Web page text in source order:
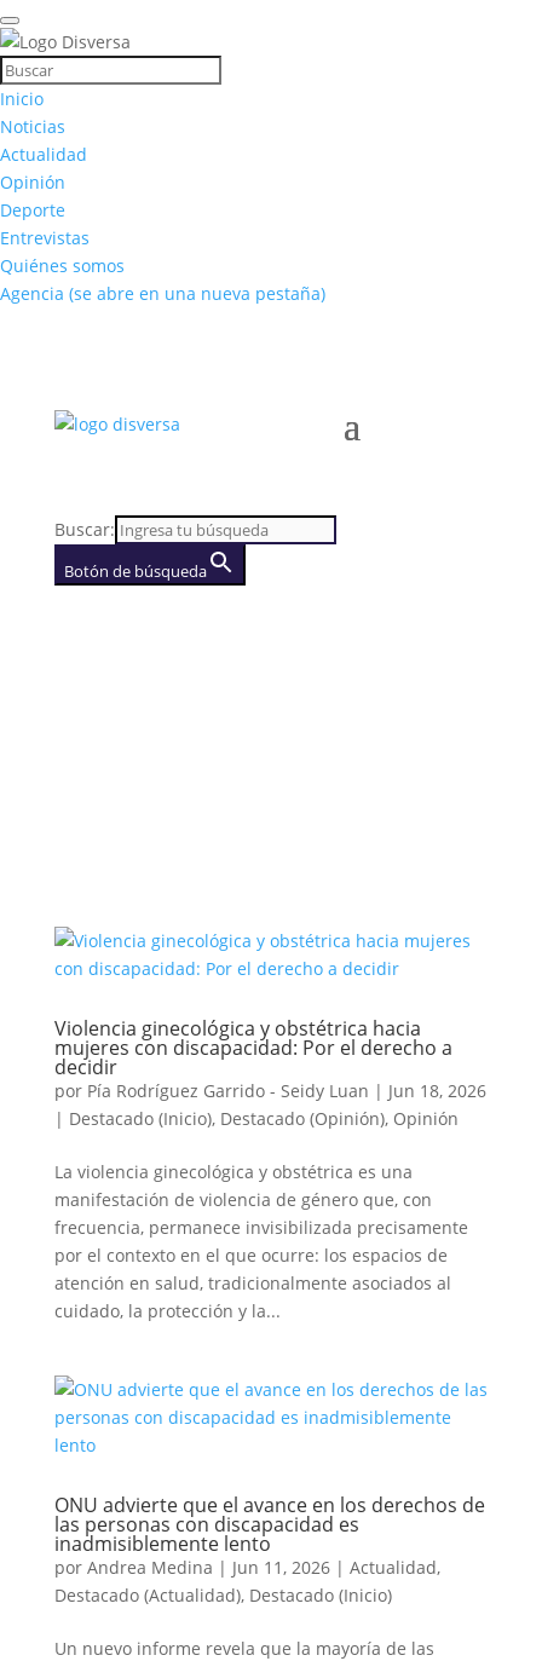
Inicio
Noticias
Actualidad
Opinión
Deporte
Entrevistas
Quiénes somos
Agencia (se abre en una nueva pestaña)
Buscar:
Botón de búsqueda
Violencia ginecológica y obstétrica hacia
mujeres con discapacidad: Por el derecho a
decidir
por Pía Rodríguez Garrido - Seidy Luan | Jun 18, 2026
| Destacado (Inicio), Destacado (Opinión), Opinión
La violencia ginecológica y obstétrica es una
manifestación de violencia de género que, con
frecuencia, permanece invisibilizada precisamente
por el contexto en el que ocurre: los espacios de
atención en salud, tradicionalmente asociados al
cuidado, la protección y la...
ONU advierte que el avance en los derechos de
las personas con discapacidad es
inadmisiblemente lento
por Andrea Medina | Jun 11, 2026| Actualidad,
Destacado (Actualidad), Destacado (Inicio)
Un nuevo informe revela que la mayoría de las